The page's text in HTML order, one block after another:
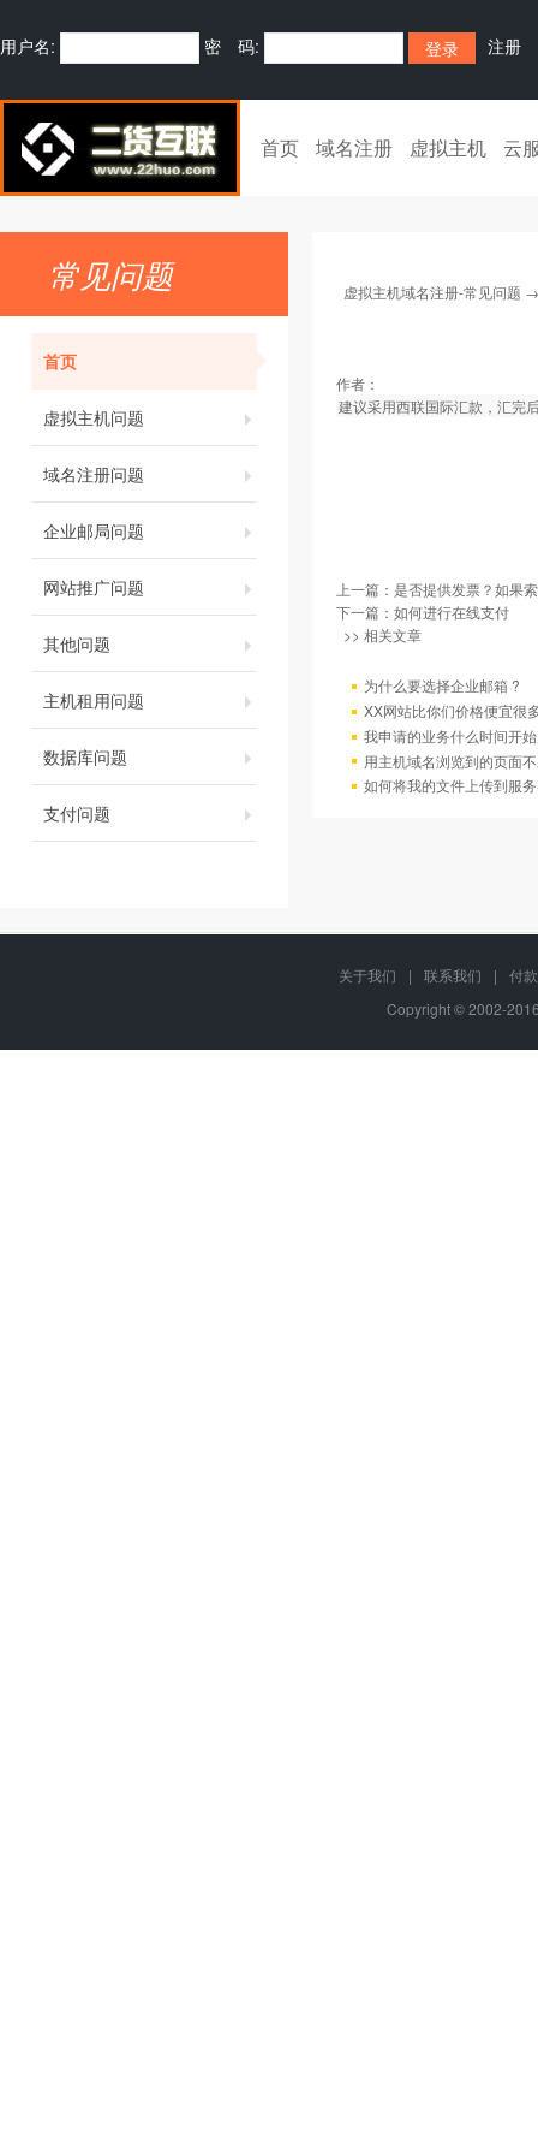
用户名: 密 码: 注册
首页 域名注册 虚拟主机 云
常见问题
首页
虚拟主机问题
域名注册问题
企业邮局问题
网站推广问题
其他问题
主机租用问题
数据库问题
支付问题
虚拟主机域名注册-常见问题
作者：
建议采用西联国际汇款，汇完
上一篇： 是否提供发票？如果
下一篇： 如何进行在线支付
>> 相关文章
为什么要选择企业邮箱 ?
XX网站比你们价格便宜很
我申请的业务什么时间开
用主机域名浏览到的页面
如何将我的文件上传到服
关于我们 | 联系我们 |
付
Copyright © 2002-